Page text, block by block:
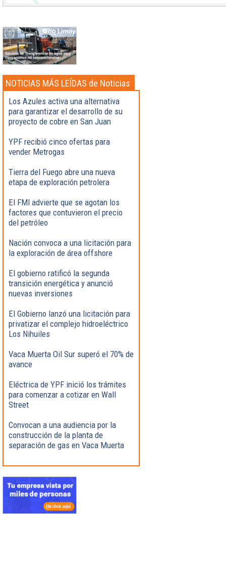
NOTICIAS MÁS LEÍDAS de Noticias
Destacadas
Los Azules activa una alternativa
para garantizar el desarrollo de su
proyecto de cobre en San Juan
YPF recibió cinco ofertas para
vender Metrogas
Tierra del Fuego abre una nueva
etapa de exploración petrolera
El FMI advierte que se agotan los
factores que contuvieron el precio
del petróleo
Nación convoca a una licitación para
la exploración de área offshore
El gobierno ratificó la segunda
transición energética y anunció
nuevas inversiones
El Gobierno lanzó una licitación para
privatizar el complejo hidroeléctrico
Los Nihuiles
Vaca Muerta Oil Sur superó el 70% de
avance
Eléctrica de YPF inició los trámites
para comenzar a cotizar en Wall
Street
Convocan a una audiencia por la
construcción de la planta de
separación de gas en Vaca Muerta